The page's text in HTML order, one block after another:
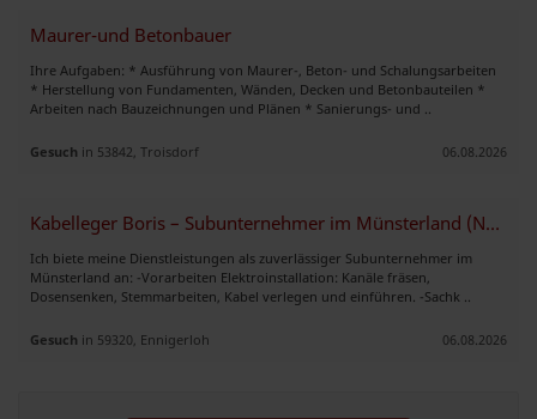
Maurer-und Betonbauer
Ihre Aufgaben: * Ausführung von Maurer-, Beton- und Schalungsarbeiten
* Herstellung von Fundamenten, Wänden, Decken und Betonbauteilen *
Arbeiten nach Bauzeichnungen und Plänen * Sanierungs- und ..
Gesuch in 53842, Troisdorf 06.08.2026
Kabelleger Boris – Subunternehmer im Münsterland (NRW)
Ich biete meine Dienstleistungen als zuverlässiger Subunternehmer im
Münsterland an: -Vorarbeiten Elektroinstallation: Kanäle fräsen,
Dosensenken, Stemmarbeiten, Kabel verlegen und einführen. -Sachk ..
Gesuch in 59320, Ennigerloh 06.08.2026